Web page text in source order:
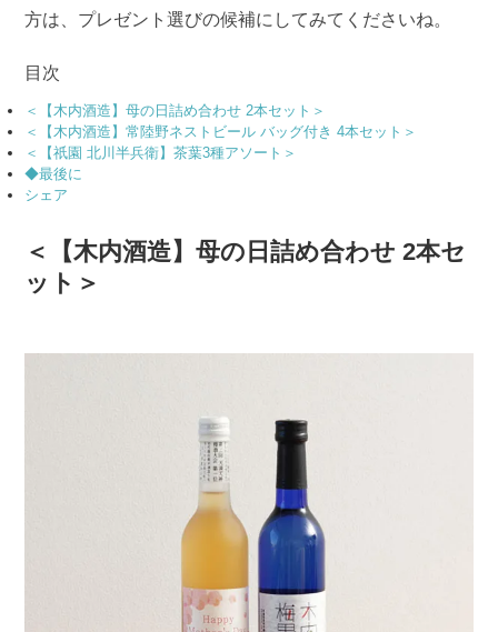
方は、プレゼント選びの候補にしてみてくださいね。
目次
＜【木内酒造】母の日詰め合わせ 2本セット＞
＜【木内酒造】常陸野ネストビール バッグ付き 4本セット＞
＜【祇園 北川半兵衛】茶葉3種アソート＞
◆最後に
シェア
＜【木内酒造】母の日詰め合わせ 2本セ
ット＞